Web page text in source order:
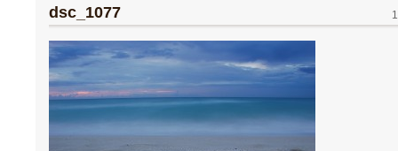
dsc_1077